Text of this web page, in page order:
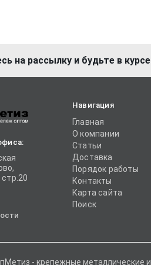
на рассылку и будьте в
Навигация
Главная
О компании
Статьи
Доставка
Порядок работы
Контакты
Карта сайта
Поиск
- крепежные металлические